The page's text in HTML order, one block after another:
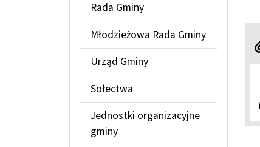
Rada Gminy
Młodzieżowa Rada Gminy
Urząd Gminy
Sołectwa
Jednostki organizacyjne
gminy